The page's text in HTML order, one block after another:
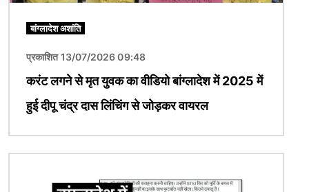
बांग्लादेश अशांति
प्रकाशित 13/07/2026 09:48
करंट लगने से मृत युवक का वीडियो बांग्लादेश में 2025 में
हुई दीपू चंद्र दास लिंचिंग से जोड़कर वायरल